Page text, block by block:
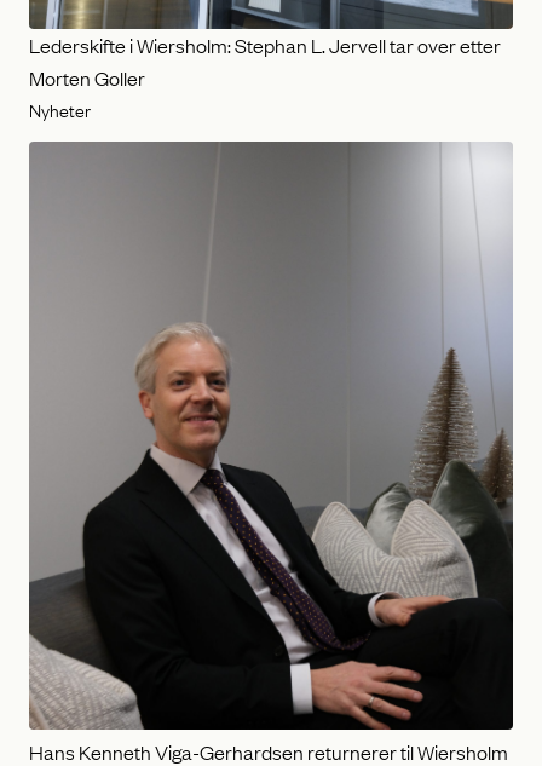
Lederskifte i Wiersholm: Stephan L. Jervell tar over etter
Morten Goller
Nyheter
Hans Kenneth Viga-Gerhardsen returnerer til Wiersholm